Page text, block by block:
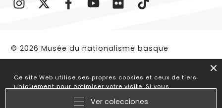
Ver colecciones
© 2026 Musée du nationalisme basque
Ce site Web utilise ses propres cookies et ceux de tiers
uniquement pour optimiser votre visite. Si vous
acceptez son utilisation.Plus d'informations